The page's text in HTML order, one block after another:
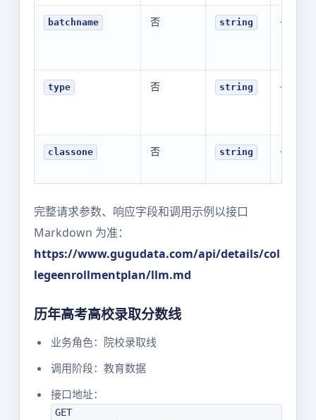
batchname 否 string -
type 否 string -
classone 否 string -
完整请求参数、响应字段和调用示例以接口
Markdown 为准：
https://www.gugudata.com/api/details/col
legeenrollmentplan/llm.md
历年高考高校录取分数线
业务角色：院校录取线
调用阶段：教育数据
接口地址：
GET